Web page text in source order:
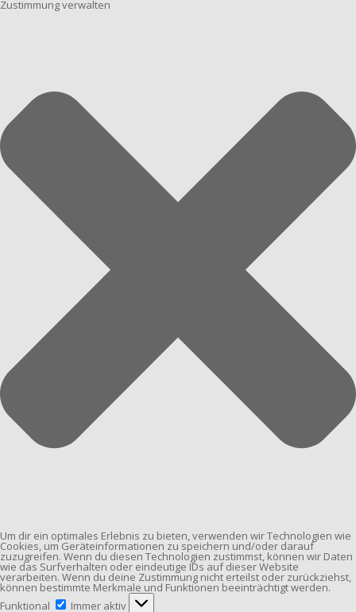
Zustimmung verwalten
Um dir ein optimales Erlebnis zu bieten, verwenden wir Technologien wie
Cookies, um Geräteinformationen zu speichern und/oder darauf
zuzugreifen. Wenn du diesen Technologien zustimmst, können wir Daten
wie das Surfverhalten oder eindeutige IDs auf dieser Website
verarbeiten. Wenn du deine Zustimmung nicht erteilst oder zurückziehst,
können bestimmte Merkmale und Funktionen beeinträchtigt werden.
Funktional
Immer aktiv